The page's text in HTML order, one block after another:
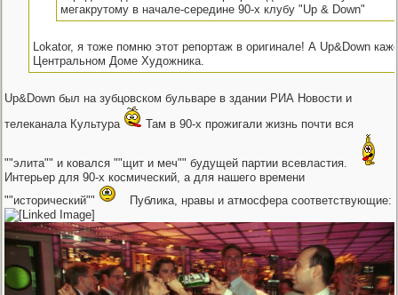
мегакрутому в начале-середине 90-х клубу "Up & Down"
Lokator, я тоже помню этот репортаж в оригинале! А Up&Down
Центральном Доме Художника.
Up&Down был на зубцовском бульваре в здании РИА Новости и
телеканала Культура
Там в 90-х прожигали жизнь почти вся
""элита"" и ковался ""щит и меч"" будущей партии всевластия.
Интерьер для 90-х космический, а для нашего времени
""исторический""
Публика, нравы и атмосфера соответствующие: